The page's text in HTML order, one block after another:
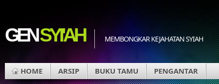
GENSYI'AH MEMBONGKAR KEJAHATAN SYIAH
HOME ARSIP BUKU TAMU PENGANTAR